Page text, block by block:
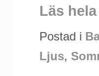
Läs
Postad i
Ljus,